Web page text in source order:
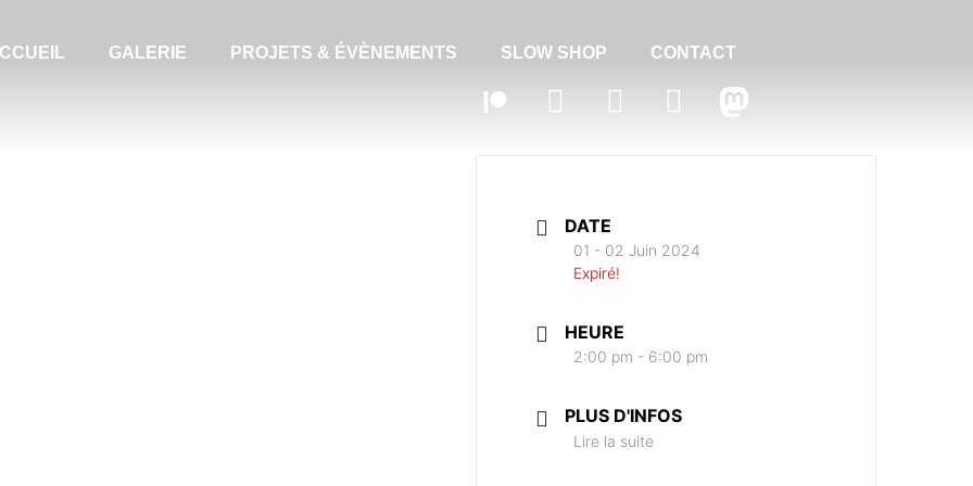
GALERIE PROJETS & ÉVÈNEMENTS SLOW SHOP CONTACT
DATE
01 - 02 Juin 2024
Expiré!
HEURE
2:00 pm - 6:00 pm
PLUS D'INFOS
Lire la suite